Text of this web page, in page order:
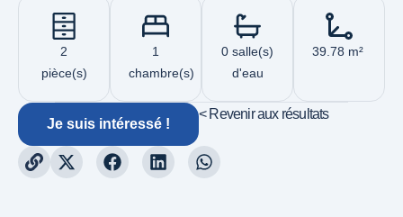
2
pièce(s)
1
chambre(s)
0 salle(s)
d'eau
39.78 m²
Je suis intéressé !
< Revenir aux résultats